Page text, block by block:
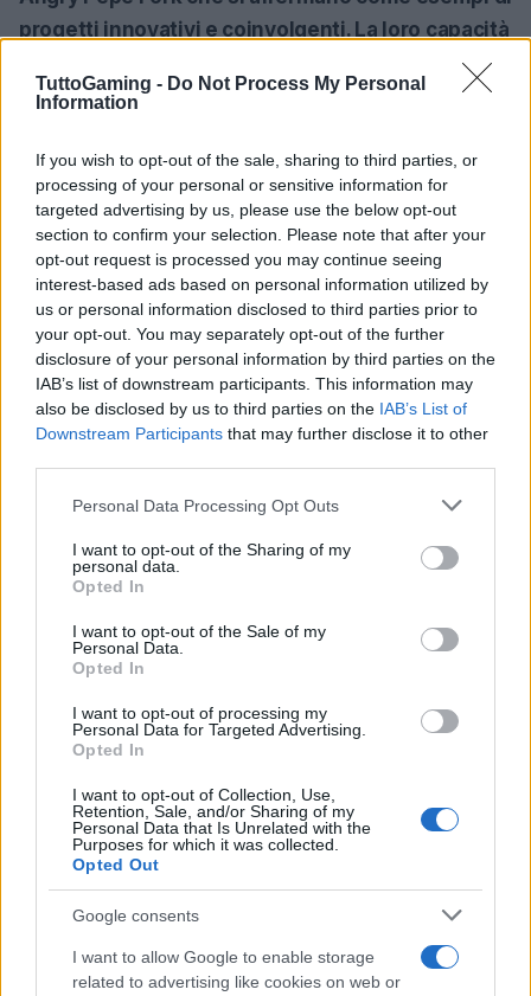
TuttoGaming - Do Not Process My Personal
Information
If you wish to opt-out of the sale, sharing to third parties, or
processing of your personal or sensitive information for
targeted advertising by us, please use the below opt-out
section to confirm your selection. Please note that after your
opt-out request is processed you may continue seeing
interest-based ads based on personal information utilized by
us or personal information disclosed to third parties prior to
your opt-out. You may separately opt-out of the further
disclosure of your personal information by third parties on the
IAB’s list of downstream participants. This information may
also be disclosed by us to third parties on the IAB’s List of
Downstream Participants that may further disclose it to other
Please note that this website/app uses one or more Google
not limited to your visit or usage behaviour. You may click to
grant or deny consent to Google and its third-party tags to
use your data for below specified purposes in below Google
consent section.
Personal Data Processing Opt Outs
I want to opt-out of the Sharing of my
personal data.
Opted In
I want to opt-out of the Sale of my
Personal Data.
Opted In
I want to opt-out of processing my
Personal Data for Targeted Advertising.
Opted In
I want to opt-out of Collection, Use,
Retention, Sale, and/or Sharing of my
Personal Data that Is Unrelated with the
Purposes for which it was collected.
Opted Out
Google consents
I want to allow Google to enable storage
related to advertising like cookies on web or
progetti innovativi e coinvolgenti. La loro capacità
di attrarre e mantenere l’attenzione degli utenti,
insieme a modelli di business solidi, li rende
cerca di opportunità nel mondo delle criptovalute,
queste prevendite rappresentano
un’interessante area di esplorazione. Tuttavia, è
fondamentale approcciare ogni investimento con
cautela, considerando sempre i rischi e le
potenzialità di ciascun progetto. Sei pronto a
scoprire quali opportunità il 2025 ha in serbo per
te?<\/p>
AiAdhubMedia